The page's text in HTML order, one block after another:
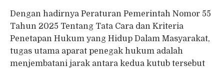
Dengan hadirnya Peraturan Pemerintah Nomor 55
Tahun 2025 Tentang Tata Cara dan Kriteria
Penetapan Hukum yang Hidup Dalam Masyarakat,
tugas utama aparat penegak hukum adalah
menjembatani jarak antara kedua kutub tersebut